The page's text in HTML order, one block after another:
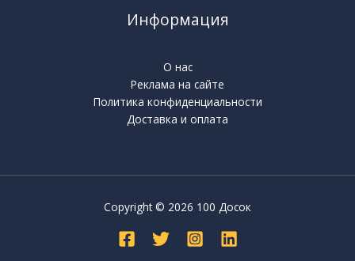
Информация
О нас
Реклама на сайте
Политика конфиденциальности
Доставка и оплата
Copyright © 2026 100 Досок